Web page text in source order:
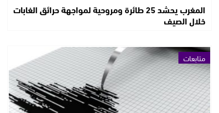
المغرب يحشد 25 طائرة ومروحية لمواجهة حرائق الغابات
خلال الصيف
متابعات